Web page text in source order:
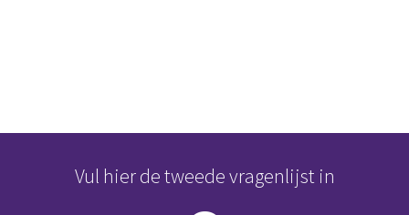
Vul hier de tweede vragenlijst in